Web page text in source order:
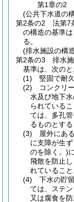
第1章の2
(公共下水道の
第2条の2
法第7
の構造の基準は
る。
(排水施設の構
第2条の3
排水
基準は、次のと
(1)
堅固で耐
(2)
コンクリ
水及び地下
られているこ
ては、多孔
るものとする
(3)
屋外にあ
に支障が生
のを除く。)
飛散を防止
れていること
(4)
下水の貯
ては、ステ
又は腐食を